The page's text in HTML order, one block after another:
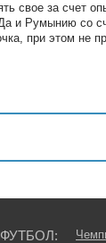
свое за счет
и Румынию со
при этом не
ФУТБОЛ: